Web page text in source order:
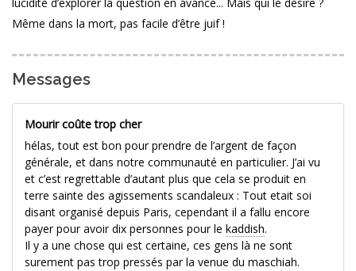
lucidité d’explorer la question en avance... Mais qui le désire ?
Même dans la mort, pas facile d’être juif !
Messages
Mourir coûte trop cher
hélas, tout est bon pour prendre de l’argent de façon
générale, et dans notre communauté en particulier. J’ai vu
et c’est regrettable d’autant plus que cela se produit en
terre sainte des agissements scandaleux : Tout etait soi
disant organisé depuis Paris, cependant il a fallu encore
payer pour avoir dix personnes pour le kaddish.
Il y a une chose qui est certaine, ces gens là ne sont
surement pas trop pressés par la venue du maschiah.